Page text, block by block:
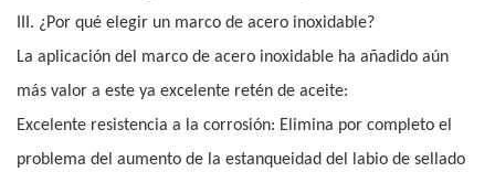
III. ¿Por qué elegir un marco de acero inoxidable?
La aplicación del marco de acero inoxidable ha añadido aún
más valor a este ya excelente retén de aceite:
Excelente resistencia a la corrosión: Elimina por completo el
problema del aumento de la estanqueidad del labio de sellado